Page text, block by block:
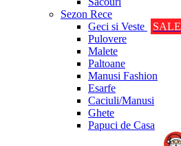
Sezon Rece
Geci si Veste
SALE
Pulovere
Malete
Paltoane
Manusi Fashion
Esarfe
Caciuli/Manusi
Ghete
Papuci de Casa